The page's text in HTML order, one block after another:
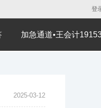
登
加急通道•王会计
2025-03-12